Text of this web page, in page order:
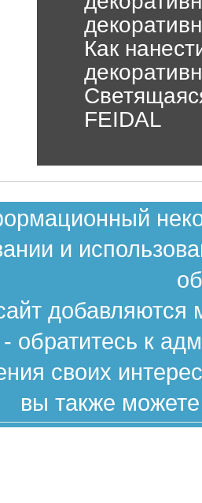
Как
FEIDAL
и
обратитесь к
своих
вы также